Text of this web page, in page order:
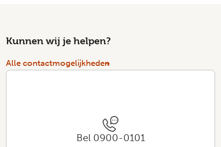
Kunnen wij je helpen?
Alle contactmogelijkheden
Bel 0900-0101